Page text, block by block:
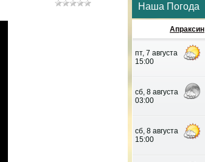
Наша Погода
Апраксин